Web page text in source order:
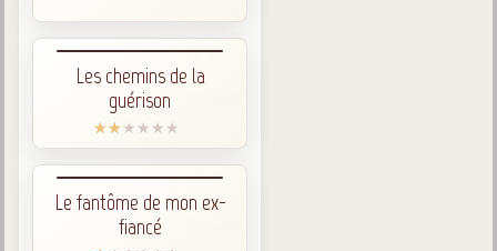
Les chemins de la
guérison
Le fantôme de mon ex-
fiancé